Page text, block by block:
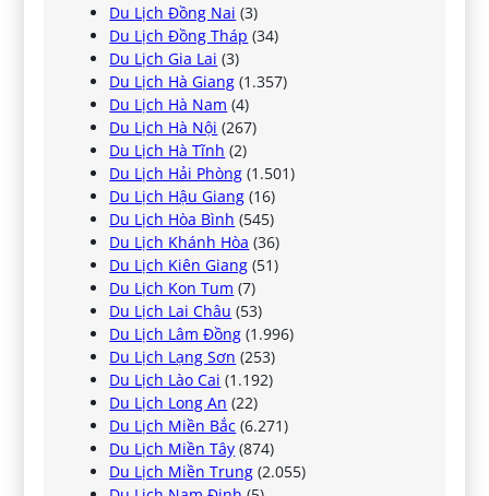
Du Lịch Đồng Nai (3)
Du Lịch Đồng Tháp (34)
Du Lịch Gia Lai (3)
Du Lịch Hà Giang (1.357)
Du Lịch Hà Nam (4)
Du Lịch Hà Nội (267)
Du Lịch Hà Tĩnh (2)
Du Lịch Hải Phòng (1.501)
Du Lịch Hậu Giang (16)
Du Lịch Hòa Bình (545)
Du Lịch Khánh Hòa (36)
Du Lịch Kiên Giang (51)
Du Lịch Kon Tum (7)
Du Lịch Lai Châu (53)
Du Lịch Lâm Đồng (1.996)
Du Lịch Lạng Sơn (253)
Du Lịch Lào Cai (1.192)
Du Lịch Long An (22)
Du Lịch Miền Bắc (6.271)
Du Lịch Miền Tây (874)
Du Lịch Miền Trung (2.055)